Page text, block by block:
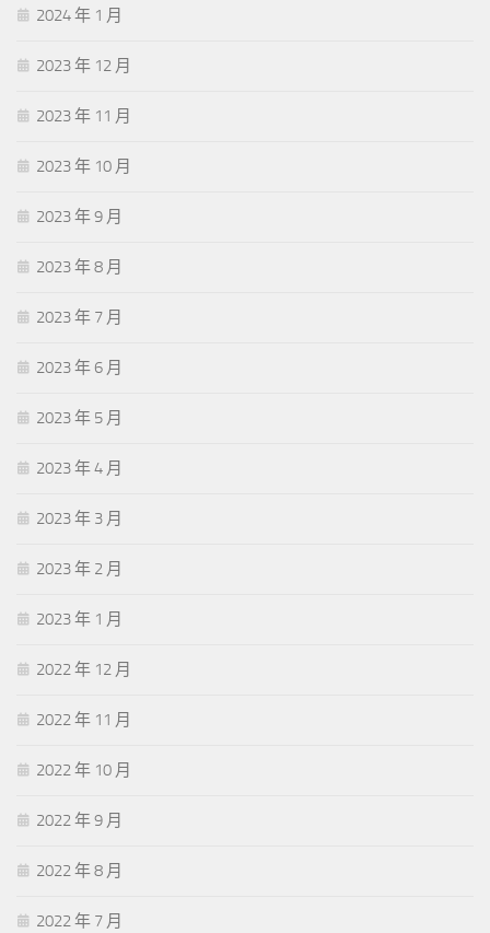
2024 年 1 月
2023 年 12 月
2023 年 11 月
2023 年 10 月
2023 年 9 月
2023 年 8 月
2023 年 7 月
2023 年 6 月
2023 年 5 月
2023 年 4 月
2023 年 3 月
2023 年 2 月
2023 年 1 月
2022 年 12 月
2022 年 11 月
2022 年 10 月
2022 年 9 月
2022 年 8 月
2022 年 7 月